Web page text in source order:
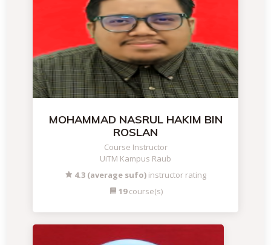
MOHAMMAD NASRUL HAKIM BIN
ROSLAN
Course Instructor
UiTM Kampus Raub
4.3 (average sufo) instructor rating
19course(s)